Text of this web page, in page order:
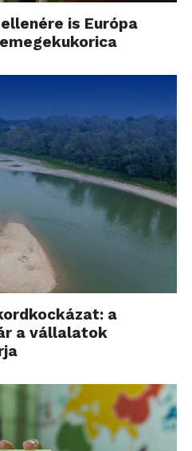
is Európa
a
a vállalatok